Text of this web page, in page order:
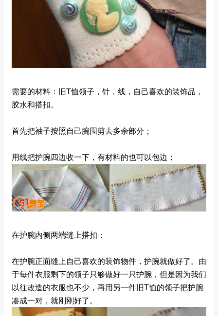
需要的材料：旧T恤领子，针，线，自己喜欢的装饰品，
胶水和搭扣。
首先把袖子按照自己腕围剪去多余部分；
用线把护腕四边收一下，有材料的也可以包边；
在护腕内侧两端缝上搭扣；
在护腕正面缝上自己喜欢的装饰物件，护腕就做好了。由
于每件衣服剩下的领子只够做好一只护腕，但是因为我们
以往改造的衣服也不少，再用另一件旧T恤的领子把护腕
凑成一对，就刚刚好了。